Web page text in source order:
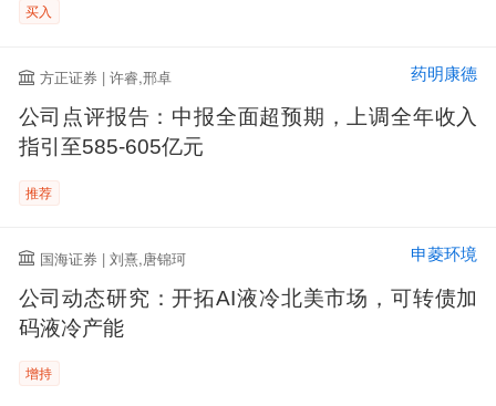
买入
方正证券 | 许睿,邢卓 药明康德
公司点评报告：中报全面超预期，上调全年收入
指引至585-605亿元
推荐
国海证券 | 刘熹,唐锦珂 申菱环境
公司动态研究：开拓AI液冷北美市场，可转债加
码液冷产能
增持